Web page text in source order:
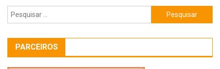
Pesquisar
por:
PARCEIROS